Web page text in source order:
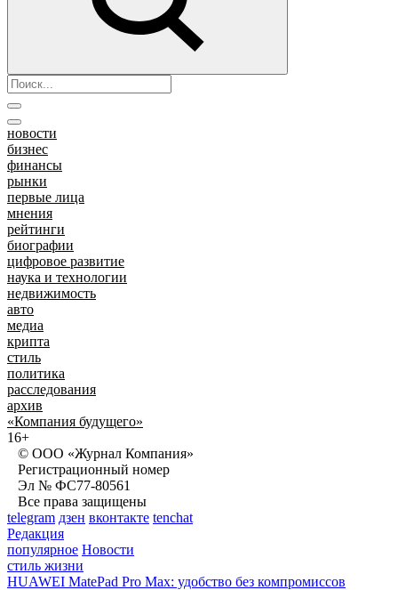
новости
бизнес
финансы
рынки
первые лица
мнения
рейтинги
биографии
цифровое развитие
наука и технологии
недвижимость
авто
медиа
крипта
стиль
политика
расследования
архив
«Компания будущего»
16+
© ООО «Журнал Компания»
Регистрационный номер
Эл № ФС77-80561
Все права защищены
telegram дзен вконтакте tenchat
Редакция
популярное Новости
стиль жизни
HUAWEI MatePad Pro Max: удобство без компромиссов